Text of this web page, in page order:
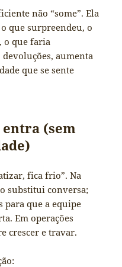
não “some”. Ela
que surpreendeu, o
o que faria
aumenta
que se sente
entra (sem
fica frio”. Na
substitui conversa;
para que a equipe
Em operações
crescer e travar.